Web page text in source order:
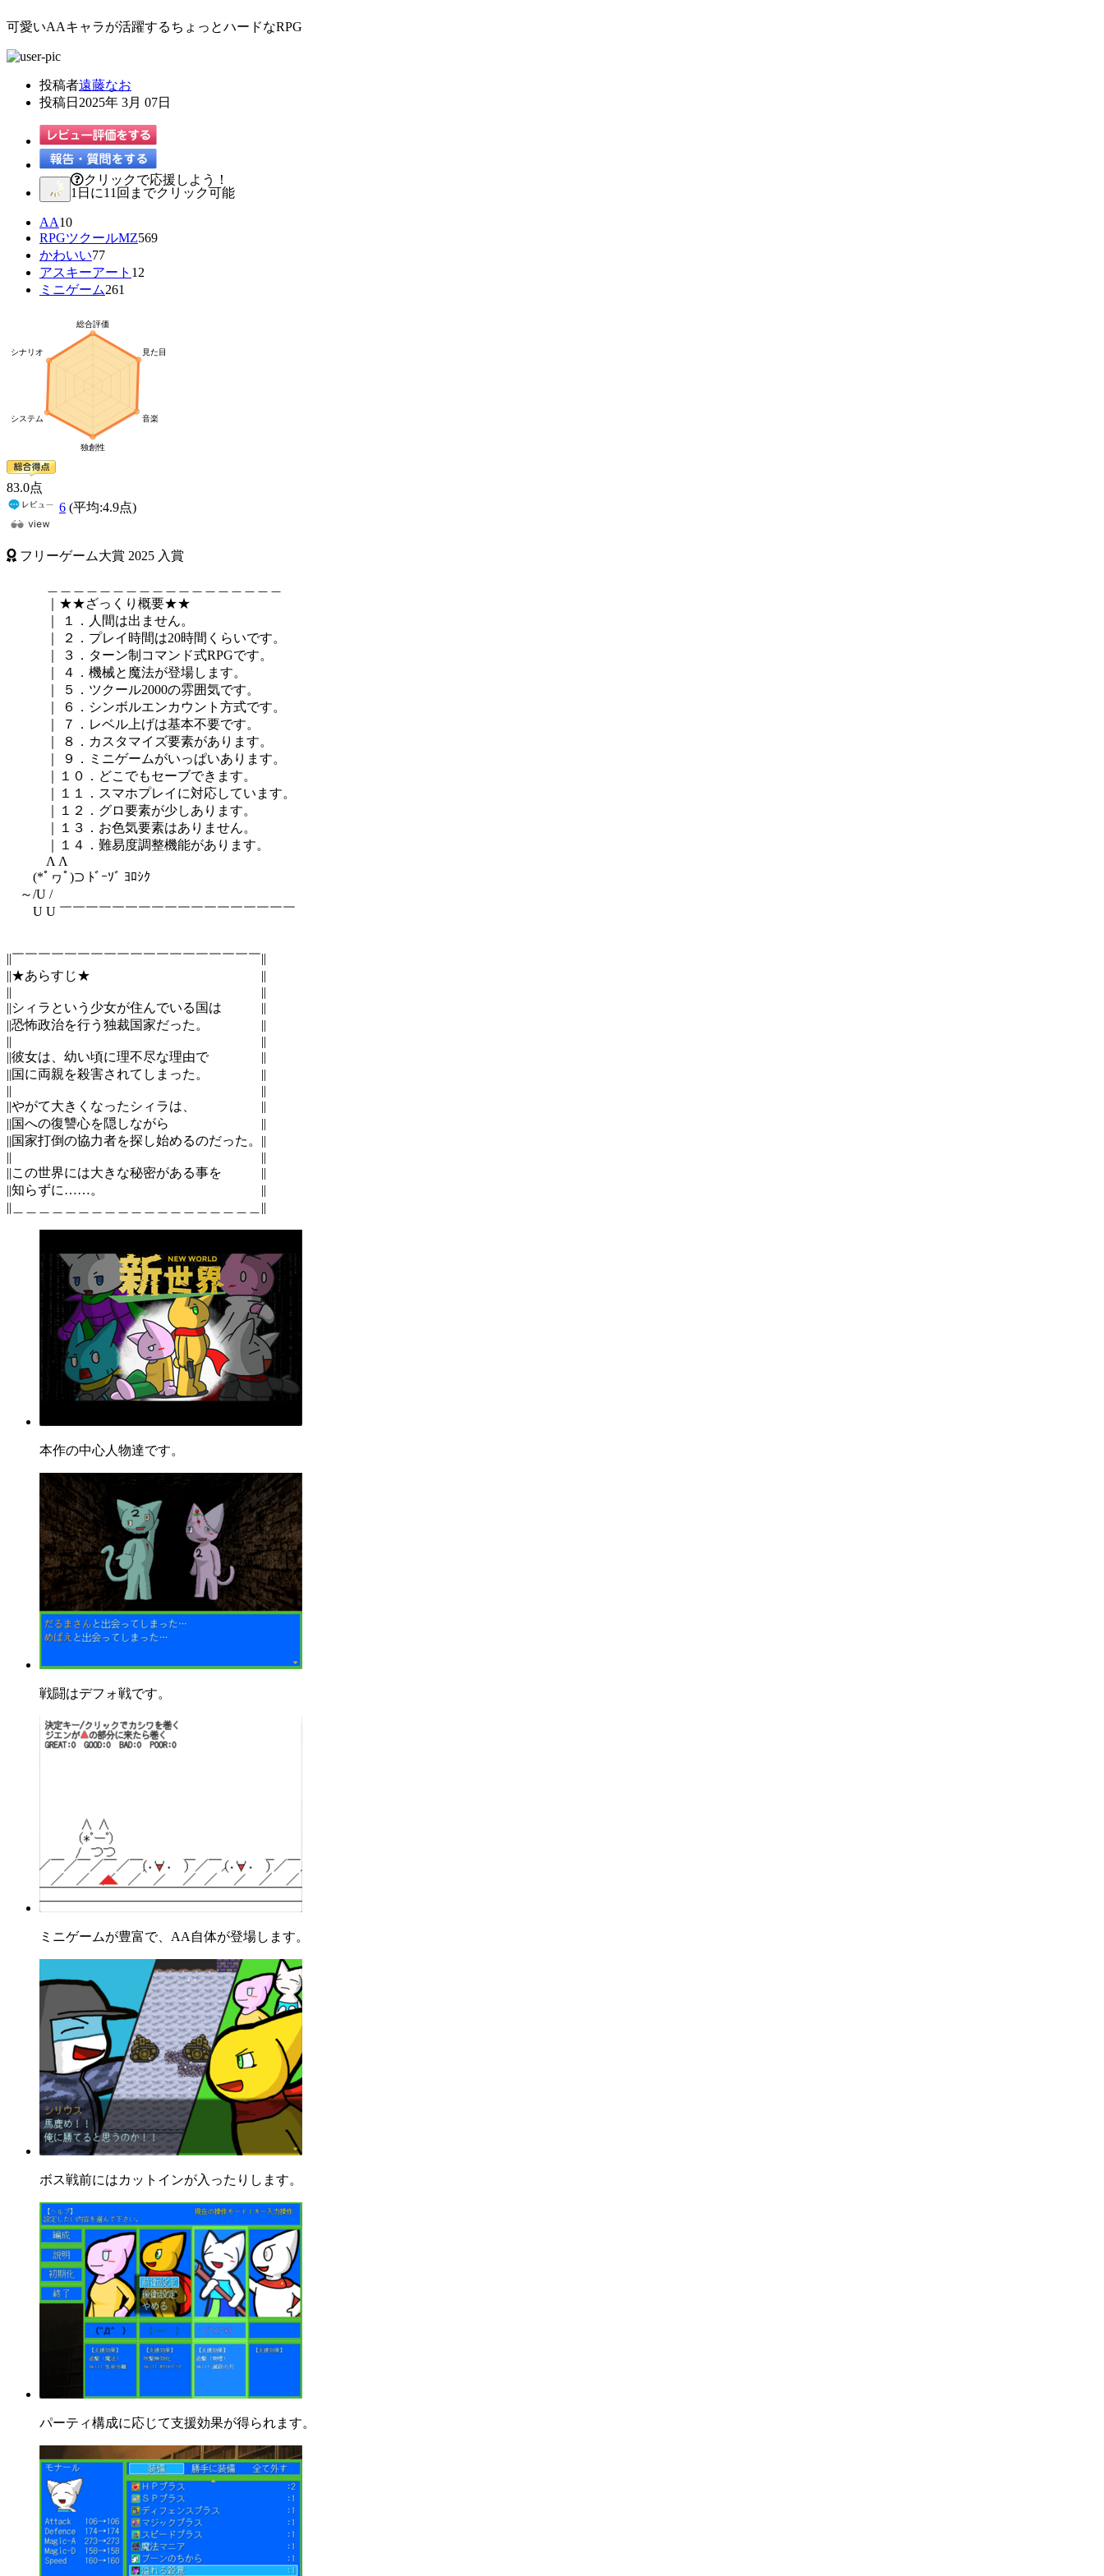
可愛いAAキャラが活躍するちょっとハードなRPG
投稿者遠藤なお
投稿日 2025年 3月 07日
クリックで応援しよう！
1日に11回までクリック可能
AA10
RPGツクールMZ569
かわいい77
アスキーアート 12
ミニゲーム261
83.0点
6 (平均:4.9点)
フリーゲーム大賞 2025 入賞
｜★★ざっくり概要★★
｜ １．人間は出ません。
｜ ２．プレイ時間は20時間くらいです。
｜ ３．ターン制コマンド式RPGです。
｜ ４．機械と魔法が登場します。
｜ ５．ツクール2000の雰囲気です。
｜ ６．シンボルエンカウント方式です。
｜ ７．レベル上げは基本不要です。
｜ ８．カスタマイズ要素があります。
｜ ９．ミニゲームがいっぱいあります。
｜１０．どこでもセーブできます。
｜１１．スマホプレイに対応しています。
｜１２．グロ要素が少しあります。
｜１３．お色気要素はありません。
｜１４．難易度調整機能があります。
Λ Λ
(*ﾟヮﾟ)⊃ ﾄﾞｰｿﾞ ﾖﾛｼｸ
～/U /
U U ￣￣￣￣￣￣￣￣￣￣￣￣￣￣￣￣￣￣
||￣￣￣￣￣￣￣￣￣￣￣￣￣￣￣￣￣￣￣||
||★あらすじ★ ||
|| ||
||シィラという少女が住んでいる国は ||
||恐怖政治を行う独裁国家だった。 ||
|| ||
||彼女は、幼い頃に理不尽な理由で ||
||国に両親を殺害されてしまった。 ||
|| ||
||やがて大きくなったシィラは、 ||
||国への復讐心を隠しながら ||
||国家打倒の協力者を探し始めるのだった。||
|| ||
||この世界には大きな秘密がある事を ||
||知らずに……。 ||
||＿＿＿＿＿＿＿＿＿＿＿＿＿＿＿＿＿＿＿||
本作の中心人物達です。
戦闘はデフォ戦です。
ミニゲームが豊富で、AA自体が登場します。
ボス戦前にはカットインが入ったりします。
パーティ構成に応じて支援効果が得られます。